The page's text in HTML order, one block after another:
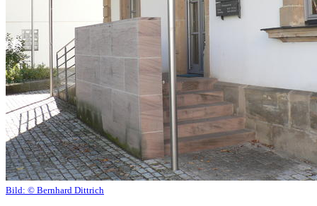
Bild: © Bernhard Dittrich